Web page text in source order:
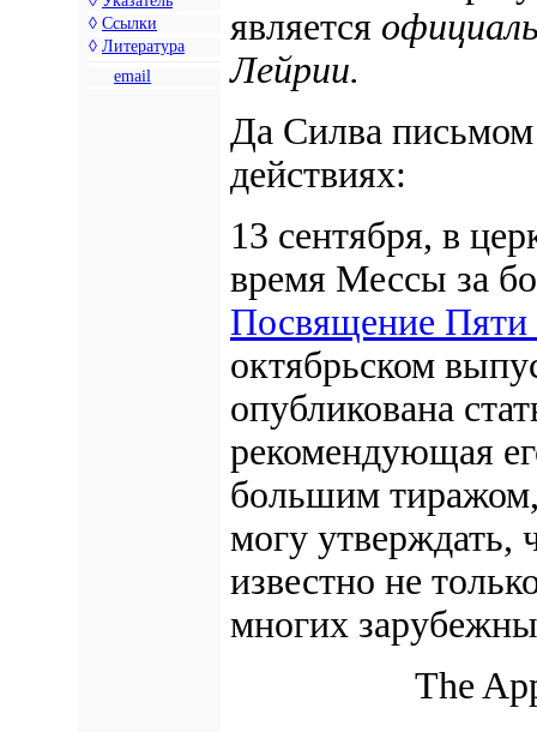
◊ Ссылки
◊ Литература
email
является
Лейрии.
Да Силва
действиях:
13 сентября, в
время Мессы за
Посвящение
октябрьском
опубликована
рекомендующая
большим
могу утверждать,
известно не
многих
The